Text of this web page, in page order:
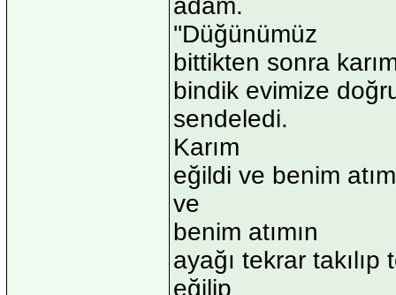
''Düğünümüz
bittikten sonra
bindik evimize
sendeledi.
Karım
eğildi ve benim
ve
benim atımın
ayağı tekrar
eğilip